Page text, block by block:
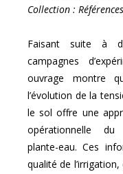
Collection :
Faisant suite à
campagnes
ouvrage montre
l’évolution de la
le sol offre une
opérationnelle
plante-eau. Ces
qualité de